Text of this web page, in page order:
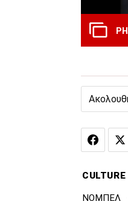
CULTURE
ΝΟΜΠΕΛ